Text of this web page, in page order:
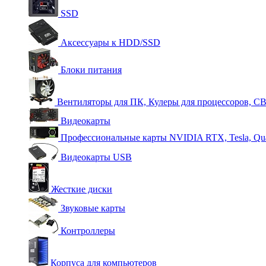
SSD
Аксессуары к HDD/SSD
Блоки питания
Вентиляторы для ПК, Кулеры для процессоров,
Видеокарты
Профессиональные карты NVIDIA RTX, Tesla,
Видеокарты USB
Жесткие диски
Звуковые карты
Контроллеры
Корпуса для компьютеров